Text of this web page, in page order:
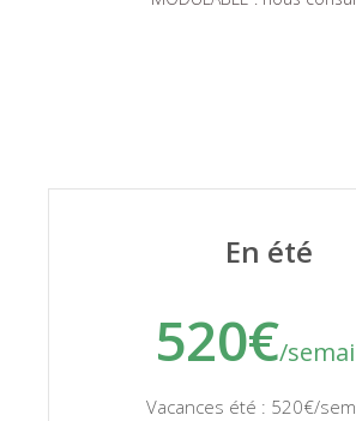
En été
520€/
Vacances été : 520€/